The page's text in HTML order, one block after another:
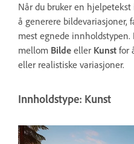
Når du bruker en
å generere bildevariasjoner,
mest egnede
mellom Bilde eller Kunst for
eller realistiske variasjoner.
Innholdstype: Kunst